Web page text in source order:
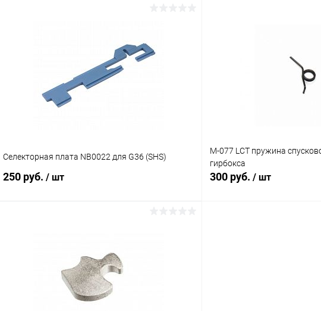
Сравнение
В наличии
Селекторная плата NB0022 для G36 (SHS)
250 руб. / шт
В наличии
M-077 LCT пружина
гирбокса
300 руб. / шт